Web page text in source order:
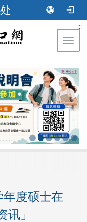
:::
年度硕士在
」